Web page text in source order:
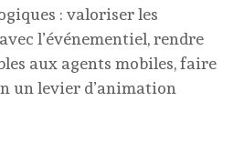
: valoriser les
l’événementiel, rendre
aux agents mobiles, faire
un levier d’animation